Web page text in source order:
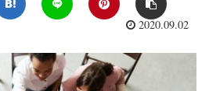
2020.09.02